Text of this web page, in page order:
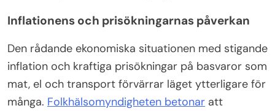
Inflationens och prisökningarnas påverkan
Den rådande ekonomiska situationen med stigande
inflation och kraftiga prisökningar på basvaror som
mat, el och transport förvärrar läget ytterligare för
många. Folkhälsomyndigheten betonar att